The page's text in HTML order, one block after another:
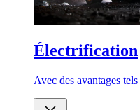
Électrification
Avec des avantages